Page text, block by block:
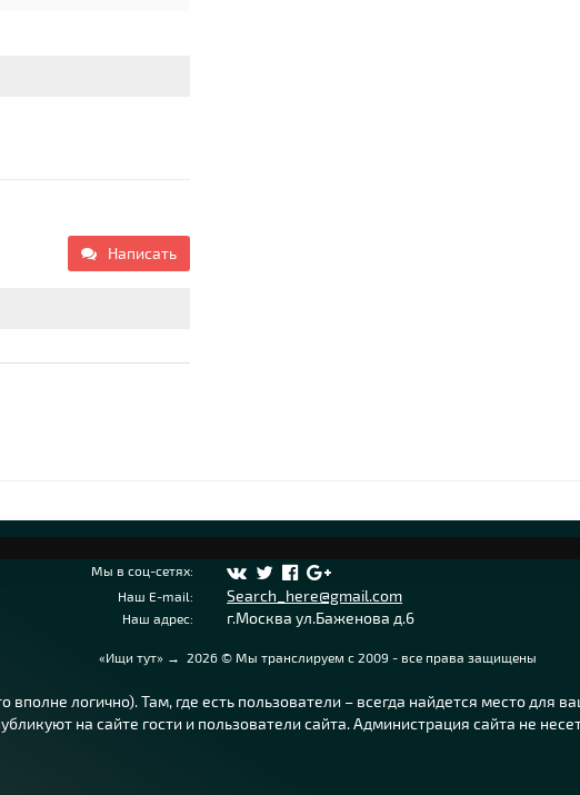
Написать
Мы в соц-сетях:
Наш E-mail:
Search_here@gmail.com
Наш адрес: г.Москва ул.Баженова д.6
«Ищи тут» →2026 © Мы транслируем с 2009 - все права защищены
логично). Там, где есть пользователи – всегда найдется место для
на сайте гости и пользователи сайта. Администрация сайта не